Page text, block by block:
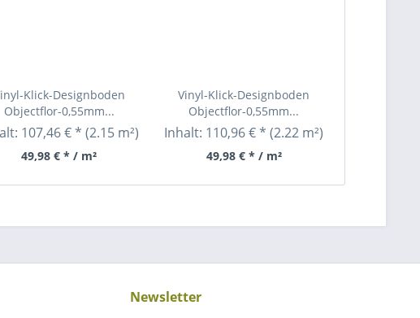
Klick-Designboden
Objectflor-0,55mm...
107,46 € * (2.15 m²)
49,98 € * / m²
Vinyl-Klick-Designboden
Objectflor-0,55mm...
Inhalt: 110,96 € *(2.22 m²)
49,98 € * / m²
Newsletter